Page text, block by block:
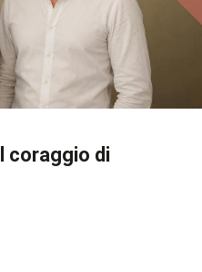
coraggio di